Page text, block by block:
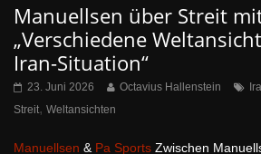
Manuellsen über Streit
„Verschiedene
Iran-Situation“
23. Juni 2026 Octavius Hallenstein
Streit, Weltansichten
Manuellsen & Pa Sports Zwischen